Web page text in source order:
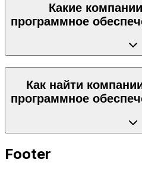
Какие
программное
Как найти
программное
Footer